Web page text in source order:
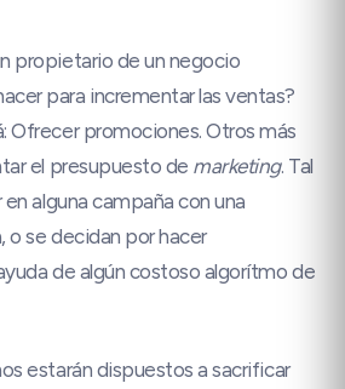
propietario de un negocio
para incrementar las ventas?
Ofrecer promociones. Otros más
el presupuesto de marketing. Tal
alguna campaña con una
o se decidan por hacer
de algún costoso algorítmo de
estarán dispuestos a sacrificar